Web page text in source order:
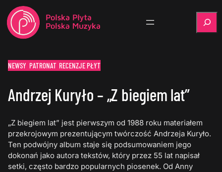
NEWSY PATRONAT RECENZJE PŁYT
Andrzej Kuryło – „Z biegiem lat”
„Z biegiem lat” jest pierwszym od 1988 roku materiałem
przekrojowym prezentującym twórczość Andrzeja Kuryło.
Ten podwójny album staje się podsumowaniem jego
dokonań jako autora tekstów, który przez 55 lat napisał
setki, często bardzo popularnych piosenek. Od Anny